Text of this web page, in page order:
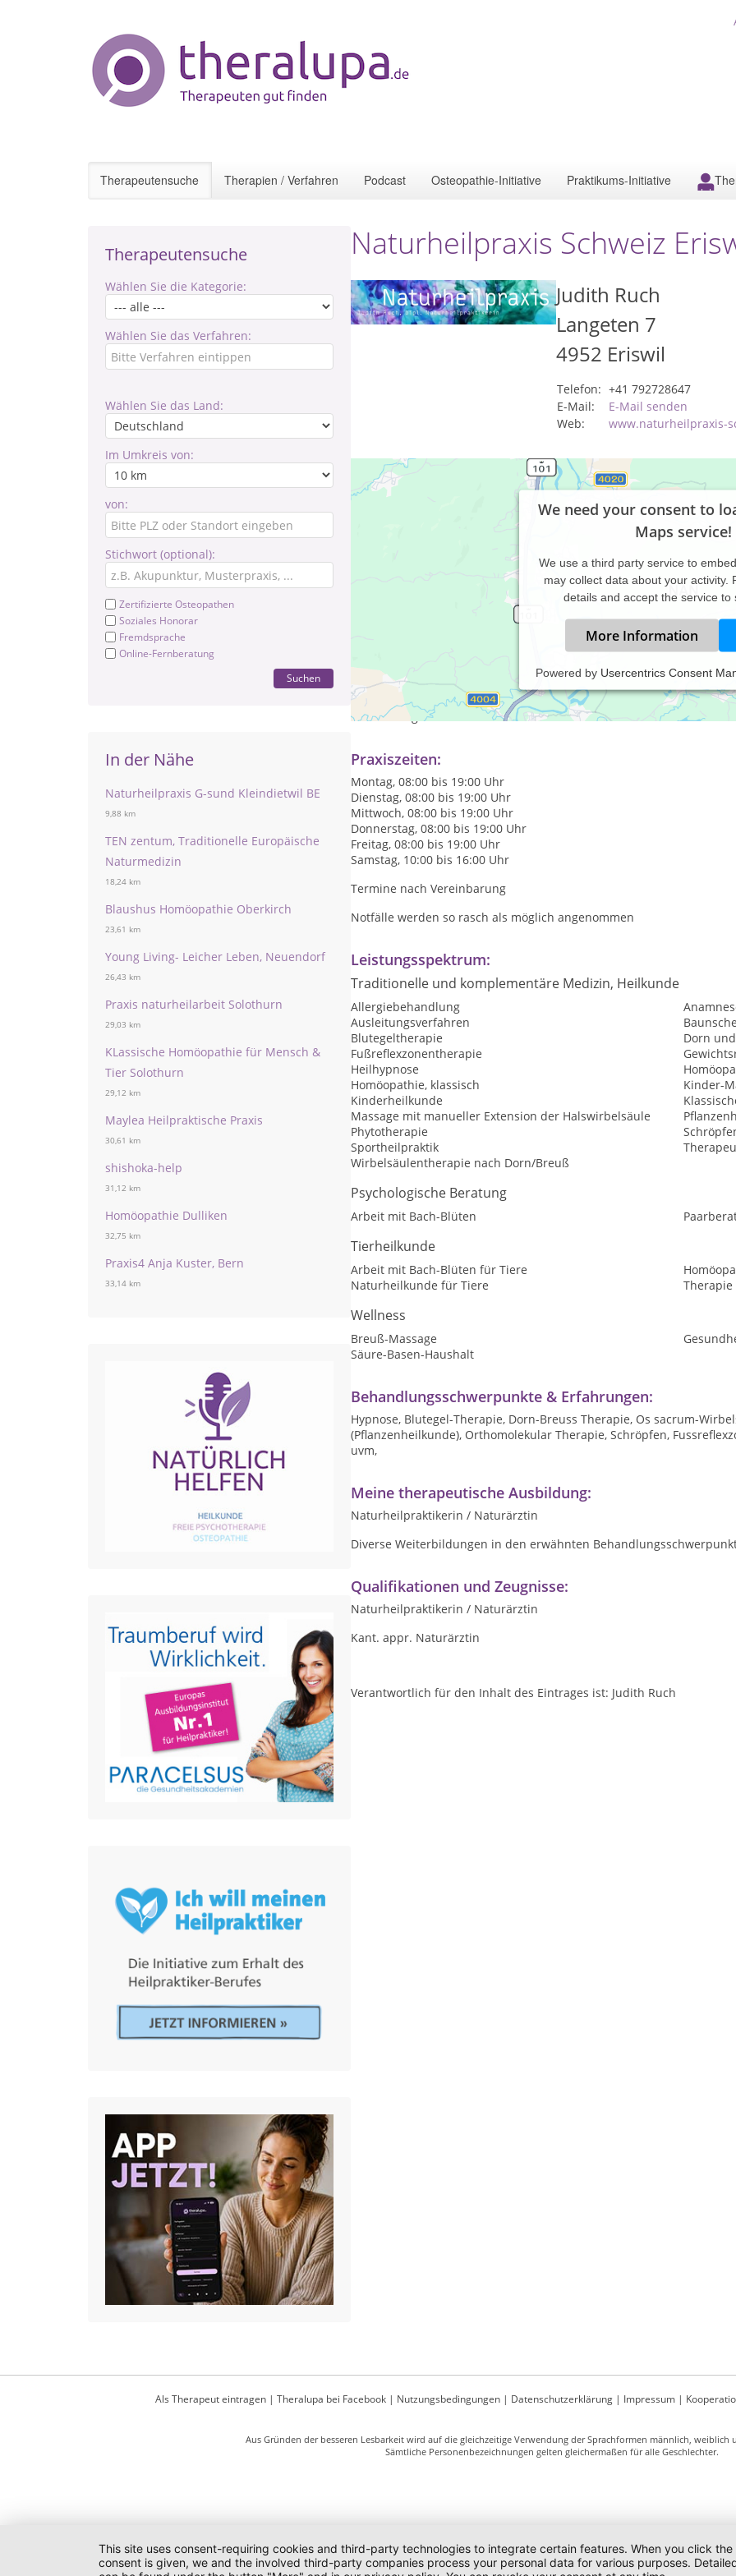
Therapeutensuche Therapien / Verfahren Podcast Osteopathie-Initiative Praktikums-Initiative
Therapeutensuche
Wählen Sie die Kategorie:
Wählen Sie das Verfahren:
Wählen Sie das Land:
Im Umkreis von:
von:
Stichwort (optional):
Zertifizierte Osteopathen
Soziales Honorar
Fremdsprache
Online-Fernberatung
Suchen
In der Nähe
Naturheilpraxis G-sund Kleindietwil BE
9,88 km
TEN zentum, Traditionelle Europäische
Naturmedizin
18,24 km
Blaushus Homöopathie Oberkirch
23,61 km
Young Living- Leicher Leben, Neuendorf
26,43 km
Praxis naturheilarbeit Solothurn
29,03 km
KLassische Homöopathie für Mensch &
Tier Solothurn
29,12 km
Maylea Heilpraktische Praxis
30,61 km
shishoka-help
31,12 km
Homöopathie Dulliken
32,75 km
Praxis4 Anja Kuster, Bern
33,14 km
Naturheilpraxis Schweiz
Judith Ruch
Langeten 7
4952 Eriswil
Telefon: +41 792728647
E-Mail:
E-Mail senden
Web:
www.naturheilpraxis-
We need your consent to
Maps service!
We use a third party service to
may collect data about your activity.
details and accept the service to
More Information
Powered by Usercentrics Consent
Die Naturheilpraxis-Schweiz befasst sich aus Überzeugung seit 14
Durch die langjährige Praxis-Erfahrung, hat sich die Naturheilpraxis
Behandlungsmethoden erworben.
Praxiszeiten:
Montag, 08:00 bis 19:00 Uhr
Dienstag, 08:00 bis 19:00 Uhr
Mittwoch, 08:00 bis 19:00 Uhr
Donnerstag, 08:00 bis 19:00 Uhr
Freitag, 08:00 bis 19:00 Uhr
Samstag, 10:00 bis 16:00 Uhr
Termine nach Vereinbarung
Notfälle werden so rasch als möglich angenommen
Leistungsspektrum:
Traditionelle und komplementäre Medizin, Heilkunde
Allergiebehandlung
Ausleitungsverfahren
Blutegeltherapie
Dorn
Fußreflexzonentherapie
Heilhypnose
Homöopathie, klassisch
Kinder-
Kinderheilkunde
Massage mit manueller Extension der Halswirbelsäule
Phytotherapie
Sportheilpraktik
Wirbelsäulentherapie nach Dorn/Breuß
Psychologische Beratung
Arbeit mit Bach-Blüten
Tierheilkunde
Arbeit mit Bach-Blüten für Tiere
Naturheilkunde für Tiere
Wellness
Breuß-Massage
Säure-Basen-Haushalt
Behandlungsschwerpunkte & Erfahrungen:
Hypnose, Blutegel-Therapie, Dorn-Breuss Therapie, Os sacrum-
(Pflanzenheilkunde), Orthomolekular Therapie, Schröpfen,
uvm,
Meine therapeutische Ausbildung:
Naturheilpraktikerin / Naturärztin
Diverse Weiterbildungen in den erwähnten
Qualifikationen und Zeugnisse:
Naturheilpraktikerin / Naturärztin
Kant. appr. Naturärztin
Verantwortlich für den Inhalt des Eintrages ist: Judith Ruch
Als Therapeut eintragen| Theralupa bei Facebook| Nutzungsbedingungen| Datenschutzerklärung| Impressum|
Aus Gründen der besseren Lesbarkeit wird auf die gleichzeitige Verwendung der Sprachformen männlich, weiblich
Sämtliche Personenbezeichnungen gelten gleichermaßen für alle Geschlechter.
This site uses consent-requiring cookies and third-party technologies to integrate certain features. When you click
consent is given, we and the involved third-party companies process your personal data for various purposes.